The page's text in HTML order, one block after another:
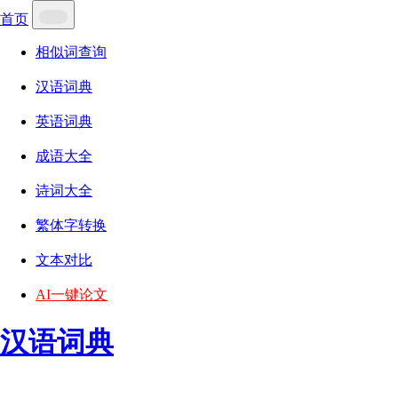
首页
相似词查询
汉语词典
英语词典
成语大全
诗词大全
繁体字转换
文本对比
AI一键论文
汉语词典